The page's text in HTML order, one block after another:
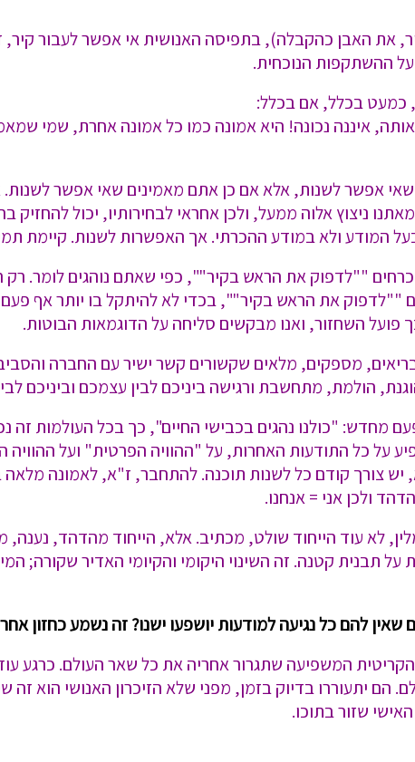
את האבן כהקבלה), בתפיסה האנושית אי אפשר לעבור קיר,
ההשתקפות הנוכחית.
כמעט בכלל, אם בכלל:
איננה נכונה! היא אמונה כמו כל אמונה אחרת, שמי
אפשר לשנות, אלא אם כן אתם מאמינים שאי אפשר לשנות.
ניצוץ אלוה ממעל, ולכן אחראי לבחירותיו, יכול להחזיק
המודע ולא במודע ההכרתי. אך האפשרות לשנות. קיימת
""לדפוק את הראש בקיר"", כפי שאתם נוהגים לומר.
""לדפוק את הראש בקיר"", בכדי לא להיתקל בו יותר אף
פועל השחזור, ואנו מבקשים סליחה על הדוגמאות הבוטות.
בריאים, מספקים, מלאים שקשורים קשר ישיר עם החברה
הולמת, מתחשבת ורגישה ביניכם לבין עצמכם וביניכם
"כולנו נהגים בכבישי החיים", כך בכל העולמות זה
על כל התודעות האחרות, על "ההוויה הפרטית" ועל
צורך קודם כל לשנות תוכנה. להתחבר, ז"א, לאמונה מלאה
ולכן אני = אנחנו.
לא עוד הייחוד שולט, מכתיב. אלא, הייחוד מהדהד,
על תבנית קטנה. זה השינוי היקומי והקיומי האדיר
להם כל נגיעה למודעות יושפעו ישנו? זה נשמע כחזון
הם יתעוררו בדיוק בזמן, מפני שלא הזיכרון האנושי הוא
שזור בתוכו.